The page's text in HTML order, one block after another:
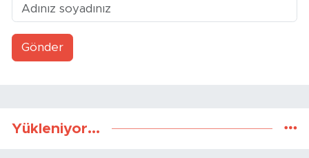
Gönder
Yükleniyor...